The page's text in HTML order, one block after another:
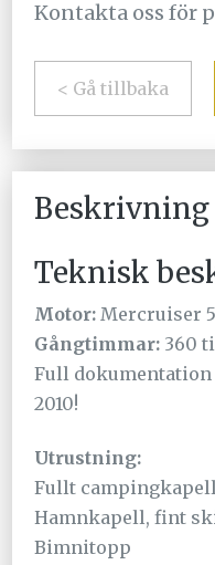
Kontakta oss för
< Gå tillbaka
Beskrivning
Teknisk
Motor: Mercruiser
Gångtimmar: 360
Full
2010!
Utrustning:
Fullt
Hamnkapell, fint
Bimnitopp